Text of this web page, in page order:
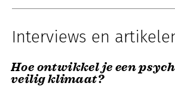
Interviews en
Hoe ontwikkel je een
veilig klimaat?